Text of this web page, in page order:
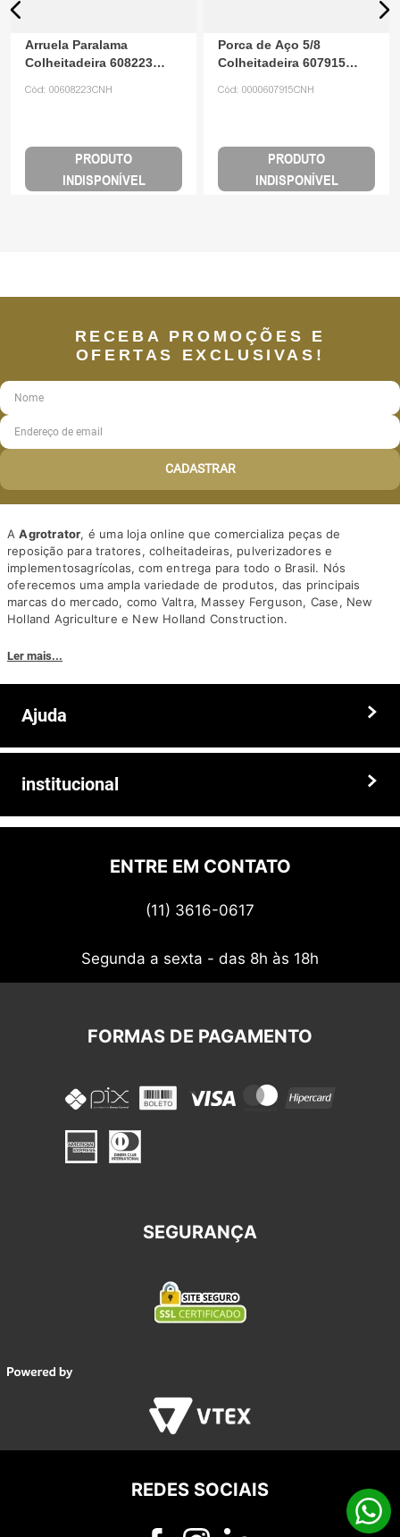
Arruela Paralama
Colheitadeira 608223
Cód: 00608223CNH
PRODUTO
INDISPONÍVEL
Porca de Aço 5/8
Colheitadeira 607915
Cód: 0000607915CNH
PRODUTO
INDISPONÍVEL
RECEBA PROMOÇÕES E
OFERTAS EXCLUSIVAS!
CADASTRAR
AAgrotrator, é uma loja online que comercializa peças de
reposição para tratores, colheitadeiras, pulverizadores e
implementosagrícolas, com entrega para todo o Brasil. Nós
oferecemos uma ampla variedade de produtos, das principais
marcas do mercado, como Valtra, Massey Ferguson, Case, New
Holland Agriculture e New Holland Construction.
competitivos. Nós também oferecemos um atendimento
personalizado, com equipe de profissionais altamente capacitados
Somos a solução ideal para quem busca peças e acessórios agrícolas
Ler mais...
Ajuda
Prazos e entregas
institucional
Quem somos
Politica de privacidadeENTRE EM CONTATO
(11) 3616-0617
Segunda a sexta - das 8h às 18h
FORMAS DE PAGAMENTO
SEGURANÇA
REDES SOCIAIS